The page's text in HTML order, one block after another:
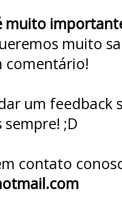
muito
muito
comentário!
um
;D
contato